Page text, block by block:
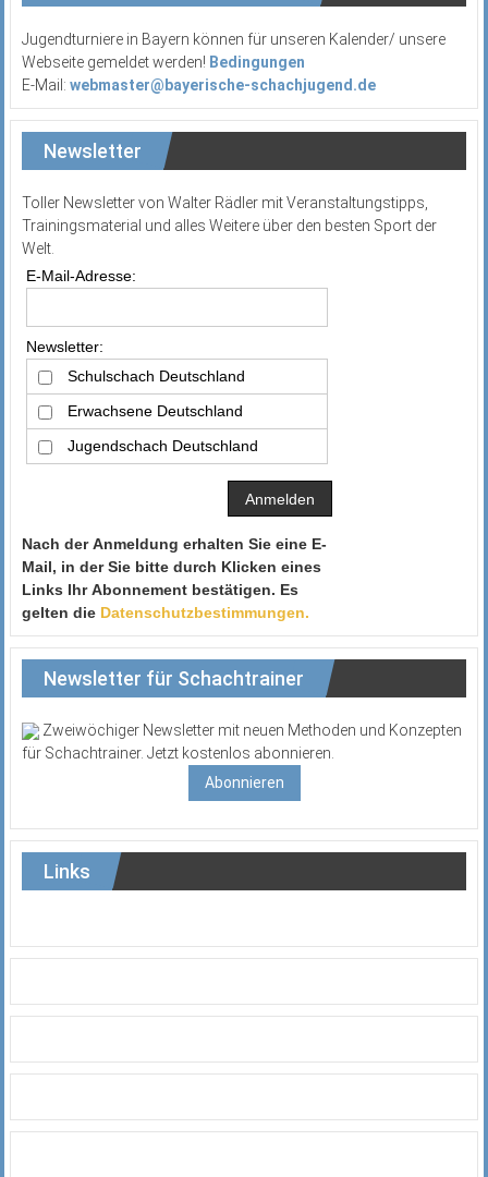
Jugendturniere in Bayern können für unseren Kalender/ unsere
Webseite gemeldet werden! Bedingungen
E-Mail: webmaster@bayerische-schachjugend.de
Newsletter
Toller Newsletter von Walter Rädler mit Veranstaltungstipps,
Trainingsmaterial und alles Weitere über den besten Sport der
Welt.
E-Mail-Adresse:
Newsletter:
Schulschach Deutschland
Erwachsene Deutschland
Jugendschach Deutschland
Nach der Anmeldung erhalten Sie eine E-
Mail, in der Sie bitte durch Klicken eines
Links Ihr Abonnement bestätigen. Es
gelten die Datenschutzbestimmungen.
Newsletter für Schachtrainer
Zweiwöchiger Newsletter mit neuen Methoden und Konzepten
für Schachtrainer. Jetzt kostenlos abonnieren.
Abonnieren
Links